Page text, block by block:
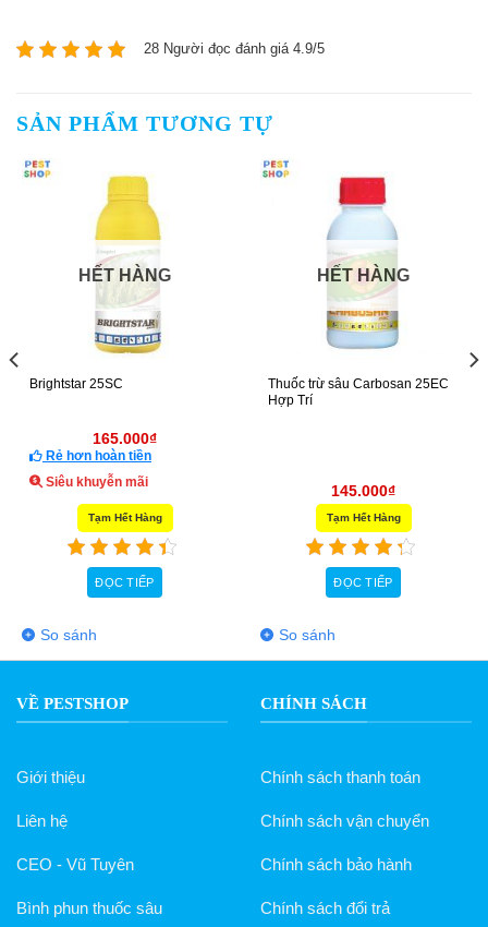
28 Người đọc đánh giá 4.9/5
SẢN PHẨM TƯƠNG TỰ
HẾT HÀNG
Brightstar 25SC
165.000₫
Rẻ hơn hoàn tiền
Siêu khuyễn mãi
Tạm Hết Hàng
ĐỌC TIẾP
So sánh
HẾT HÀNG
Thuốc trừ sâu Carbosan 25EC
Hợp Trí
145.000₫
Tạm Hết Hàng
ĐỌC TIẾP
So sánh
VỀ PESTSHOP
Giới thiệu
Liên hệ
CEO - Vũ Tuyên
Bình phun thuốc sâu
CHÍNH SÁCH
Chính sách thanh toán
Chính sách vận chuyển
Chính sách bảo hành
Chính sách đổi trả